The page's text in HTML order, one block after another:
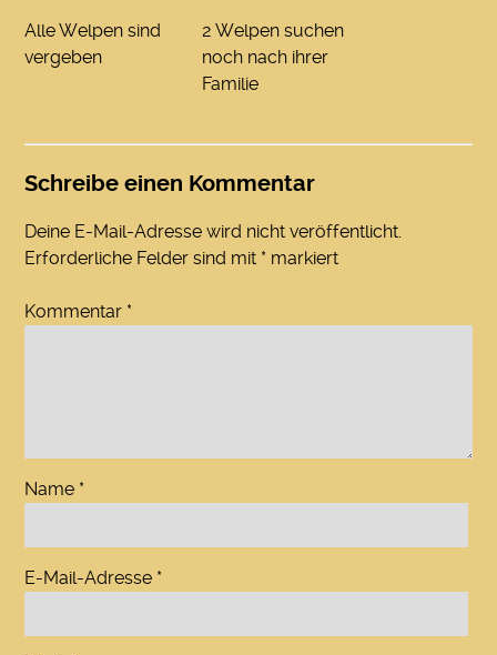
Alle Welpen sind
vergeben
2 Welpen suchen
noch nach ihrer
Familie
Schreibe einen Kommentar
Deine E-Mail-Adresse wird nicht veröffentlicht.
Erforderliche Felder sind mit * markiert
Kommentar *
Name *
E-Mail-Adresse *